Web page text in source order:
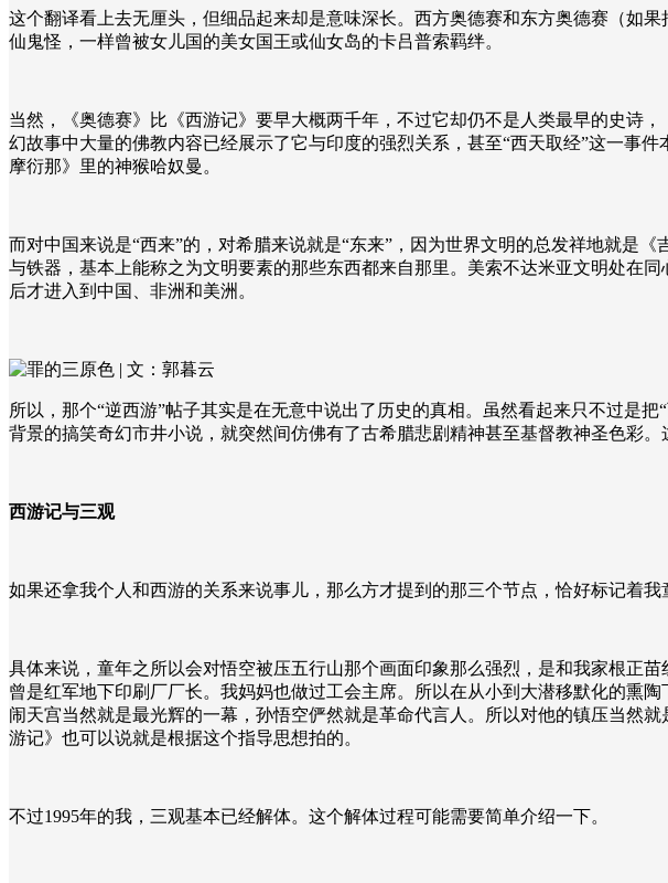
这个翻译看上去无厘头，但细品起来却是意味深长。西方奥德赛和东方奥德赛（如
仙鬼怪，一样曾被女儿国的美女国王或仙女岛的卡吕普索羁绊。
当然，《奥德赛》比《西游记》要早大概两千年，不过它却仍不是人类最早的史诗
幻故事中大量的佛教内容已经展示了它与印度的强烈关系，甚至“西天取经”这一事
摩衍那》里的神猴哈奴曼。
而对中国来说是“西来”的，对希腊来说就是“东来”，因为世界文明的总发祥地就是
与铁器，基本上能称之为文明要素的那些东西都来自那里。美索不达米亚文明处在
后才进入到中国、非洲和美洲。
所以，那个“逆西游”帖子其实是在无意中说出了历史的真相。虽然看起来只不过是
背景的搞笑奇幻市井小说，就突然间仿佛有了古希腊悲剧精神甚至基督教神圣色彩
西游记与三观
如果还拿我个人和西游的关系来说事儿，那么方才提到的那三个节点，恰好标记着我
具体来说，童年之所以会对悟空被压五行山那个画面印象那么强烈，是和我家根正
曾是红军地下印刷厂厂长。我妈妈也做过工会主席。所以在从小到大潜移默化的熏
闹天宫当然就是最光辉的一幕，孙悟空俨然就是革命代言人。所以对他的镇压当然
游记》也可以说就是根据这个指导思想拍的。
不过1995年的我，三观基本已经解体。这个解体过程可能需要简单介绍一下。